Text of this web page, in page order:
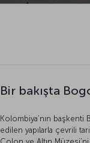
Bir bakışta
Kolombiya’nın başkenti
edilen yapılarla çevrili